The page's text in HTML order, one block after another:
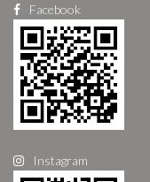
Facebook
Instagram